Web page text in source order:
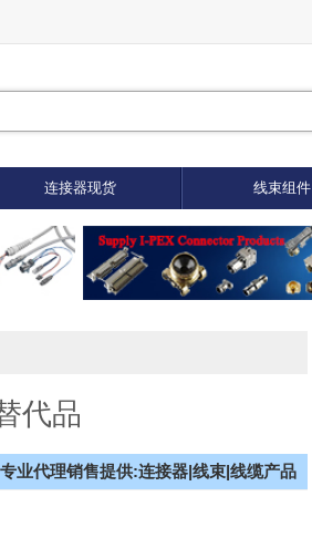
连接器现货 线束组件
代品
专业代理销售提供:连接器|线束|线缆产品